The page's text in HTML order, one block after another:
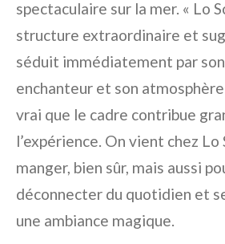
spectaculaire sur la mer. « Lo
structure extraordinaire et
séduit immédiatement par
enchanteur et son atmosphère
vrai que le cadre contribue
l’expérience. On vient chez
manger, bien sûr, mais aussi
déconnecter du quotidien et
une ambiance magique.